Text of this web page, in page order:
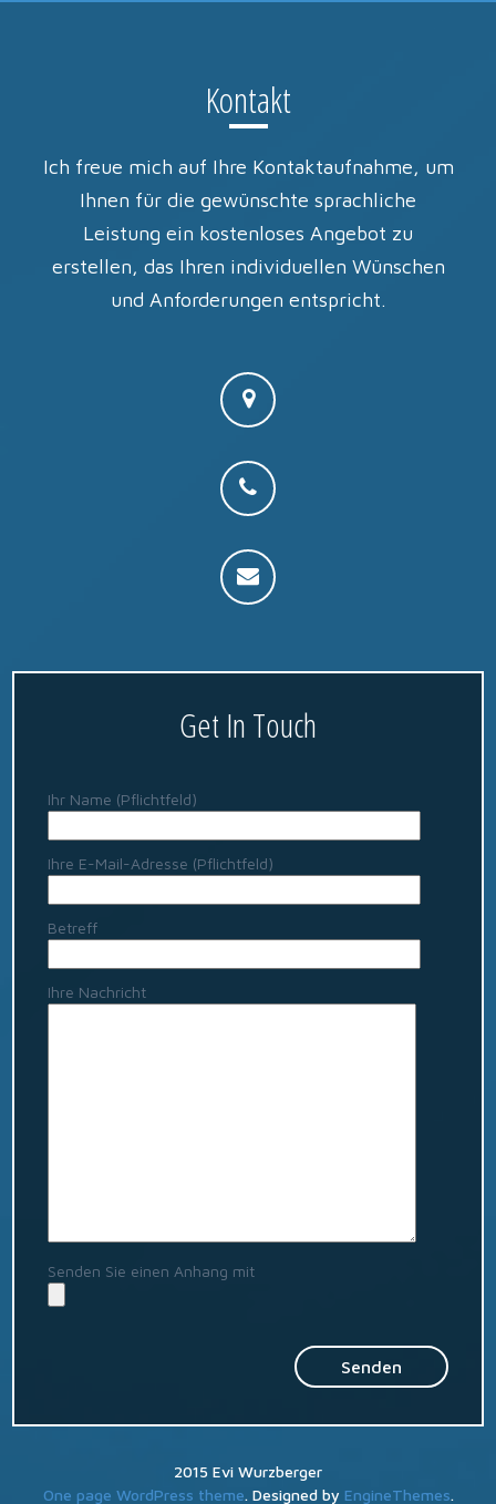
Kontakt
Ich freue mich auf Ihre Kontaktaufnahme, um
Ihnen für die gewünschte sprachliche
Leistung ein kostenloses Angebot zu
erstellen, das Ihren individuellen Wünschen
und Anforderungen entspricht.
Get In Touch
Ihr Name (Pflichtfeld)
Ihre E-Mail-Adresse (Pflichtfeld)
Betreff
Ihre Nachricht
Senden Sie einen Anhang mit
2015 Evi Wurzberger
One page WordPress theme. Designed by EngineThemes.